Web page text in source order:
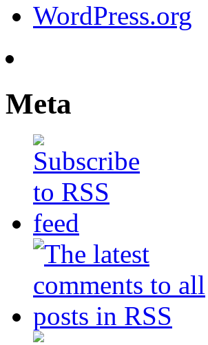
WordPress.org
Meta